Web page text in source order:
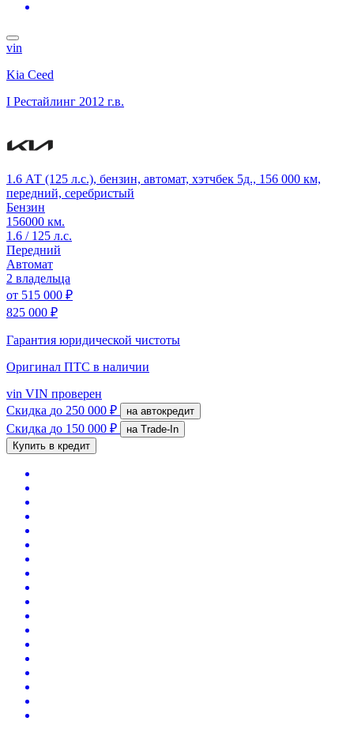
vin
Kia Ceed
I Рестайлинг 2012 г.в.
1.6 АТ (125 л.с.), бензин, автомат, хэтчбек 5д., 156 000 км,
передний, серебристый
Бензин
156000 км.
1.6 / 125 л.с.
Передний
Автомат
2 владельца
от 515 000 ₽
825 000 ₽
Гарантия юридической чистоты
Оригинал ПТС в наличии
vin VIN проверен
Скидка до 250 000 ₽ на автокредит
Скидка до 150 000 ₽
на Trade-In
Купить в кредит